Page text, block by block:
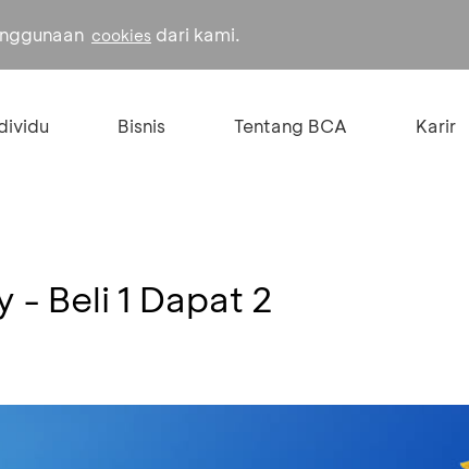
cookies dari kami.
Bisnis Tentang BCA Karir
Beli 1 Dapat 2